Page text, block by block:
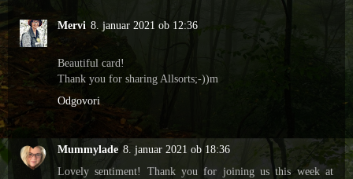
Mervi 8. januar 2021 ob 12:36
Beautiful card!
Thank you for sharing Allsorts;-))m
Odgovori
Mummylade 8. januar 2021 ob 18:36
Lovely sentiment! Thank you for joining us this week at